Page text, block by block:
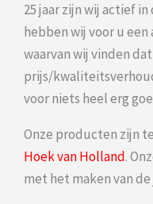
25 jaar zijn wij actief
hebben wij voor u
waarvan wij vinden
prijs/
voor niets heel erg
Onze producten zijn
Hoek van Holland.
met het maken van